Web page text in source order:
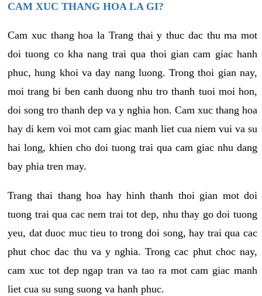
CAM XUC THANG HOA LA GI?
Cam xuc thang hoa la Trang thai y thuc dac thu ma mot
doi tuong co kha nang trai qua thoi gian cam giac hanh
phuc, hung khoi va day nang luong. Trong thoi gian nay,
moi trang bi ben canh duong nhu tro thanh tuoi moi hon,
doi song tro thanh dep va y nghia hon. Cam xuc thang hoa
hay di kem voi mot cam giac manh liet cua niem vui va su
hai long, khien cho doi tuong trai qua cam giac nhu dang
bay phia tren may.
Trang thai thang hoa hay hinh thanh thoi gian mot doi
tuong trai qua cac nem trai tot dep, nhu thay go doi tuong
yeu, dat duoc muc tieu to trong doi song, hay trai qua cac
phut choc dac thu va y nghia. Trong cac phut choc nay,
cam xuc tot dep ngap tran va tao ra mot cam giac manh
liet cua su sung suong va hanh phuc.